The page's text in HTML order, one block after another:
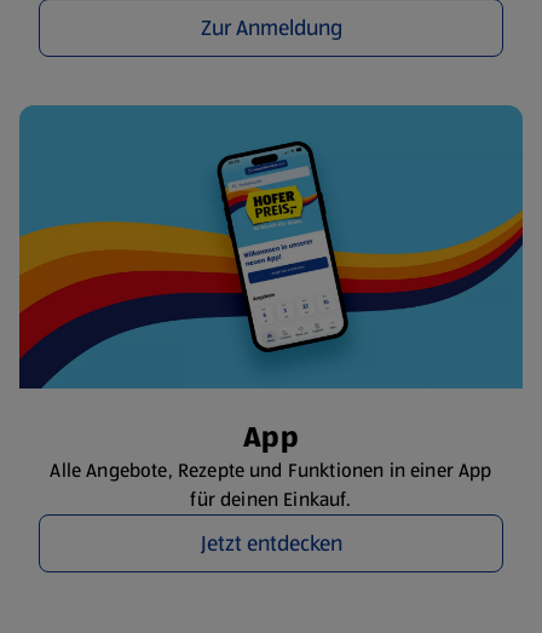
Zur Anmeldung
App
Alle Angebote, Rezepte und Funktionen in einer App
für deinen Einkauf.
Jetzt entdecken